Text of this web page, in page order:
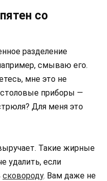
со
разделение
смываю его.
мне это не
столовые приборы —
Для меня это
Такие жирные
удалить, если
сковороду. Вам даже не